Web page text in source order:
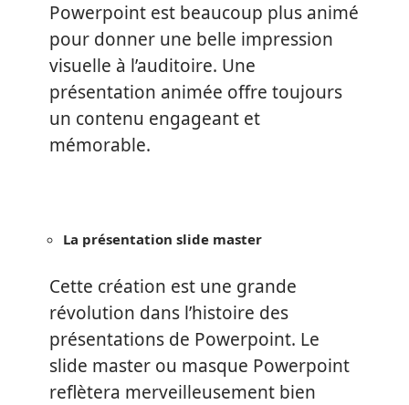
Powerpoint est beaucoup plus animé
pour donner une belle impression
visuelle à l’auditoire. Une
présentation animée offre toujours
un contenu engageant et
mémorable.
La présentation slide master
Cette création est une grande
révolution dans l’histoire des
présentations de Powerpoint. Le
slide master ou masque Powerpoint
reflètera merveilleusement bien